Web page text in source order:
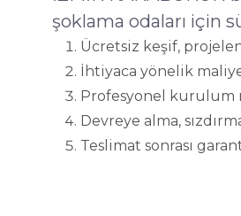
şoklama odaları için
Ücretsiz keşif,
İhtiyaca yönelik
Profesyonel kurulum
Devreye alma,
Teslimat sonrası